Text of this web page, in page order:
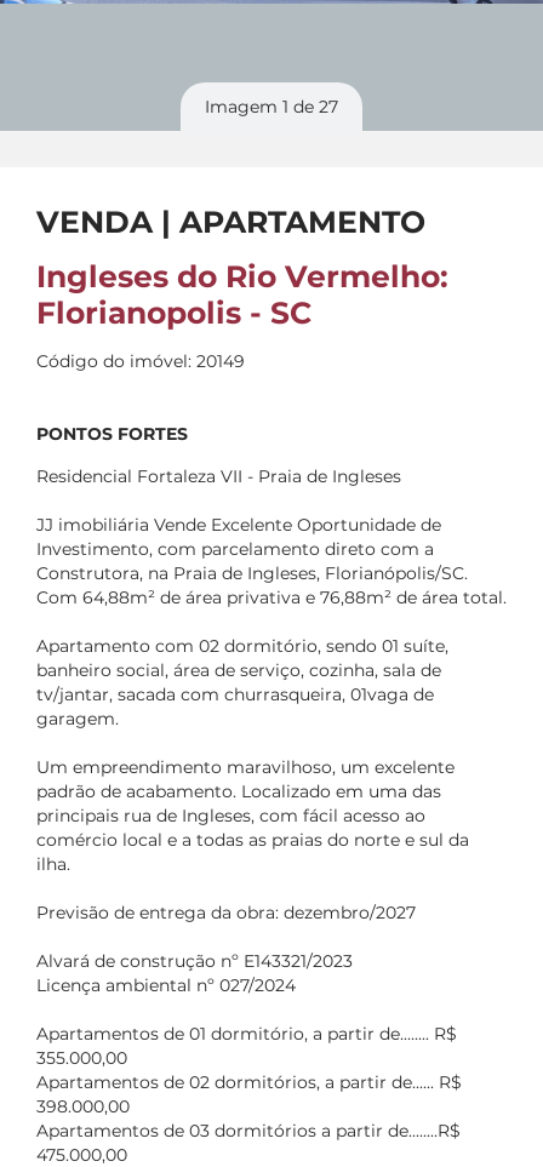
Imagem 1 de 27
VENDA | APARTAMENTO
Ingleses do Rio Vermelho:
Florianopolis - SC
Código do imóvel: 20149
PONTOS FORTES
Residencial Fortaleza VII - Praia de Ingleses
JJ imobiliária Vende Excelente Oportunidade de
Investimento, com parcelamento direto com a
Construtora, na Praia de Ingleses, Florianópolis/SC.
Com 64,88m² de área privativa e 76,88m² de área total.
Apartamento com 02 dormitório, sendo 01 suíte,
banheiro social, área de serviço, cozinha, sala de
tv/jantar, sacada com churrasqueira, 01vaga de
garagem.
Um empreendimento maravilhoso, um excelente
padrão de acabamento. Localizado em uma das
principais rua de Ingleses, com fácil acesso ao
comércio local e a todas as praias do norte e sul da
ilha.
Previsão de entrega da obra: dezembro/2027
Alvará de construção nº E143321/2023
Licença ambiental nº 027/2024
Apartamentos de 01 dormitório, a partir de........ R$
355.000,00
Apartamentos de 02 dormitórios, a partir de...... R$
398.000,00
Apartamentos de 03 dormitórios a partir de........R$
475.000,00